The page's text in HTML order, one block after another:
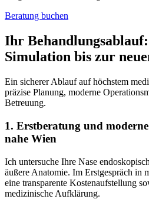
Beratung buchen
Ihr Behandlungsablauf:
Simulation bis zur
Ein sicherer Ablauf auf höchstem
präzise Planung, moderne
Betreuung.
1. Erstberatung und
nahe Wien
Ich untersuche Ihre Nase
äußere Anatomie. Im Erstgespräch in
eine transparente Kostenaufstellung
medizinische Aufklärung.